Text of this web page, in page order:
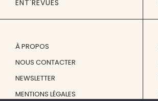
ENT'REVUES
À PROPOS
NOUS CONTACTER
NEWSLETTER
MENTIONS LÉGALES